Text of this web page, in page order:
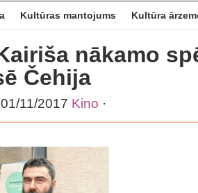
Kultūras mantojums Kultūra
nākamo
Čehija
01/11/2017 Kino ·